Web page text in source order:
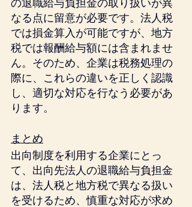
の退職給与負担金の取り扱いが異
なる点に留意が必要です。法人税
では損金算入が可能ですが、地方
税では報酬給与額には含まれませ
ん。そのため、企業は税務処理の
際に、これらの違いを正しく認識
し、適切な対応を行なう必要があ
ります。
まとめ
出向制度を利用する企業にとっ
て、出向先法人の退職給与負担金
は、法人税と地方税で異なる扱い
を受けるため、慎重な対応が求め